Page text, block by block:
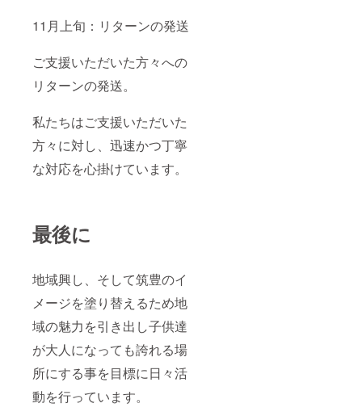
11月上旬：リターンの発送
ご支援いただいた方々への
リターンの発送。
私たちはご支援いただいた
方々に対し、迅速かつ丁寧
な対応を心掛けています。
最後に
地域興し、そして筑豊のイ
メージを塗り替えるため地
域の魅力を引き出し子供達
が大人になっても誇れる場
所にする事を目標に日々活
動を行っています。